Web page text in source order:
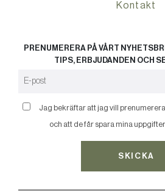
Kontakt
PRENUMERERA PÅ VÅRT
TIPS, ERBJUDANDEN OCH
Jag bekräftar att jag vill
och att de får spara mina uppgifter.
SKICKA